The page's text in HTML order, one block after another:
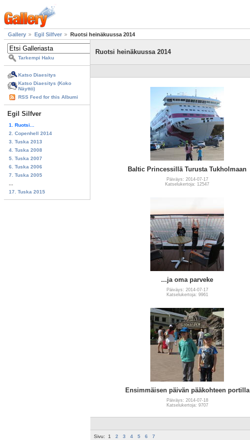
Gallery Egil Silfver Ruotsi heinäkuussa 2014
Tarkempi Haku
Katso Diaesitys
Katso Diaesitys (Koko
Näyttö)
RSS Feed for this Albumi
Egil Silfver
1. Ruotsi...
2. Copenhell 2014
3. Tuska 2013
4. Tuska 2008
5. Tuska 2007
6. Tuska 2006
7. Tuska 2005
17. Tuska 2015
Ruotsi heinäkuussa 2014
Baltic Princessillä Turusta Tukholmaan
Päiväys: 2014-07-17
Katselukertoja: 12547
...ja oma parveke
Päiväys: 2014-07-17
Katselukertoja: 9961
Ensimmäisen päivän pääkohteen portilla
Päiväys: 2014-07-18
Katselukertoja: 9707
Sivu: 1 2 3 4 5 6 7